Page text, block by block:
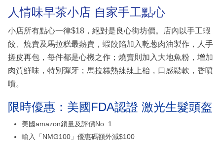
人情味早茶小店 自家手工點心
小店所有點心一律$18，絕對是良心街坊價。店內以手工蝦
餃、燒賣及馬拉糕最熱賣，蝦餃餡加入乾葱肉油製作，人手
搓皮再包，每件都是心機之作；燒賣則加入大地魚粉，增加
肉質鮮味，特別彈牙；馬拉糕熱辣辣上枱，口感鬆軟，香噴
噴。
限時優惠：美國FDA認證 激光生髮頭盔
美國amazon鎖量及評價No. 1
輸入「NMG100」優惠碼額外減$100